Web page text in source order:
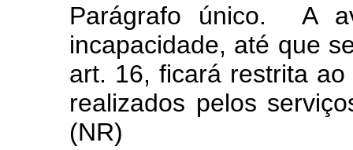
Parágrafo único. A
incapacidade, até que
art. 16, ficará restrita
realizados pelos
(NR)